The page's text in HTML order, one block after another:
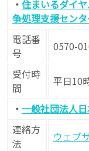
・ 住まいるダイ
争処理支援センタ
電話番
号
0570-
受付時
間
平日10
・ 一般社団法人
連絡方
法
ウェブ